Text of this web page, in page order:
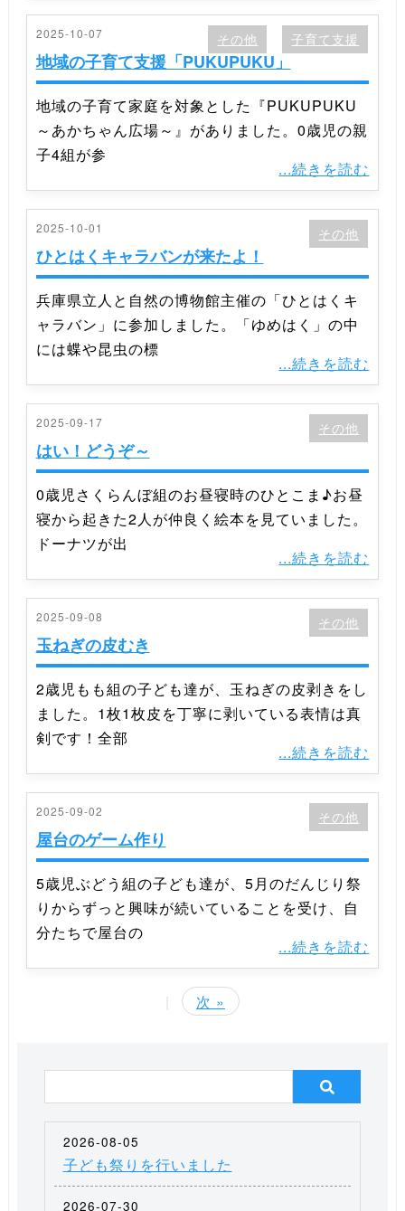
2025-10-07
地域の子育て支援「PUKUPUKU」
その他 子育て支援
地域の子育て家庭を対象とした『PUKUPUKU
～あかちゃん広場～』がありました。0歳児の親
子4組が参
...続きを読む
2025-10-01
ひとはくキャラバンが来たよ！
その他
兵庫県立人と自然の博物館主催の「ひとはくキ
ャラバン」に参加しました。「ゆめはく」の中
には蝶や昆虫の標
...続きを読む
2025-09-17
はい！どうぞ～
その他
0歳児さくらんぼ組のお昼寝時のひとこま♪お昼
寝から起きた2人が仲良く絵本を見ていました。
ドーナツが出
...続きを読む
2025-09-08
玉ねぎの皮むき
その他
2歳児もも組の子ども達が、玉ねぎの皮剥きをし
ました。1枚1枚皮を丁寧に剥いている表情は真
剣です！全部
...続きを読む
2025-09-02
屋台のゲーム作り
その他
5歳児ぶどう組の子ども達が、5月のだんじり祭
りからずっと興味が続いていることを受け、自
分たちで屋台の
...続きを読む
次 »
2026-08-05
子ども祭りを行いました
2026-07-30